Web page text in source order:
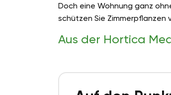
Doch eine Wohnung ganz
schützen Sie Zimmerpflanzen
Aus der Hortica